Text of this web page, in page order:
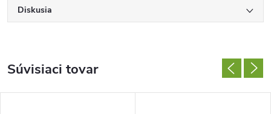
Diskusia
Súvisiaci tovar